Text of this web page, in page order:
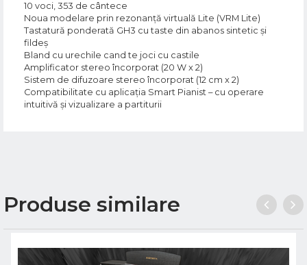
10 voci, 353 de cântece
Noua modelare prin rezonanță virtuală Lite (VRM Lite)
Tastatură ponderată GH3 cu taste din abanos sintetic și
fildeș
Bland cu urechile cand te joci cu castile
Amplificator stereo încorporat (20 W x 2)
Sistem de difuzoare stereo încorporat (12 cm x 2)
Compatibilitate cu aplicația Smart Pianist – cu operare
intuitivă și vizualizare a partiturii
Produse similare